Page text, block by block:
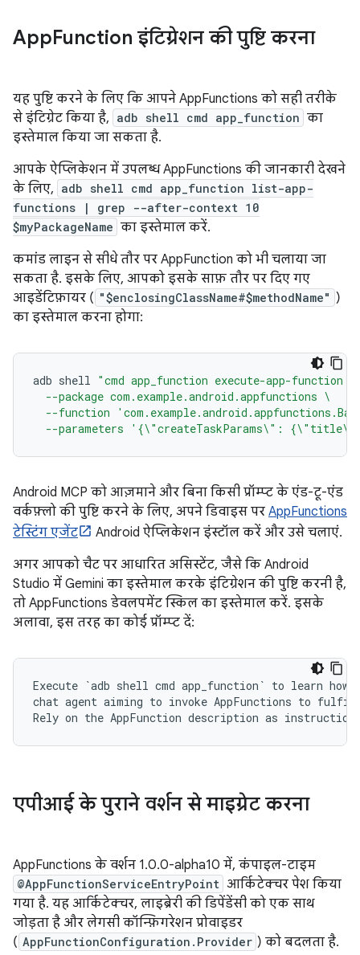
AppFunction इंटिग्रेशन की पुष्टि करना
यह पुष्टि करने के लिए कि आपने AppFunctions को सही तरीके
से इंटिग्रेट किया है, adb shell cmd app_function का
इस्तेमाल किया जा सकता है.
आपके ऐप्लिकेशन में उपलब्ध AppFunctions की जानकारी देखने
के लिए, adb shell cmd app_function list-app-
functions | grep --after-context 10
$myPackageName का इस्तेमाल करें.
कमांड लाइन से सीधे तौर पर AppFunction को भी चलाया जा
सकता है. इसके लिए, आपको इसके साफ़ तौर पर दिए गए
आइडेंटिफ़ायर ( "$enclosingClassName#$methodName" )
का इस्तेमाल करना होगा:
adb shell "cmd app_function execute-app-function \
  --package com.example.android.appfunctions \
--function
--parameters '{\"createTaskParams\":
Android MCP को आज़माने और बिना किसी प्रॉम्प्ट के एंड-टू-एंड
वर्कफ़्लो की पुष्टि करने के लिए, अपने डिवाइस पर AppFunctions
टेस्टिंग एजेंट
Android ऐप्लिकेशन इंस्टॉल करें और उसे चलाएं.
अगर आपको चैट पर आधारित असिस्टेंट, जैसे कि Android
Studio में Gemini का इस्तेमाल करके इंटिग्रेशन की पुष्टि करनी है,
तो AppFunctions डेवलपमेंट स्किल का इस्तेमाल करें. इसके
अलावा, इस तरह का कोई प्रॉम्प्ट दें:
Execute `adb shell cmd app_function` to learn
chat agent aiming to invoke AppFunctions to
एपीआई के पुराने वर्शन से माइग्रेट करना
AppFunctions के वर्शन 1.0.0-alpha10 में, कंपाइल-टाइम
@AppFunctionServiceEntryPoint आर्किटेक्चर पेश किया
गया है. यह आर्किटेक्चर, लाइब्रेरी की डिपेंडेंसी को एक साथ
जोड़ता है और लेगसी कॉन्फ़िगरेशन प्रोवाइडर
( AppFunctionConfiguration.Provider ) को बदलता है.